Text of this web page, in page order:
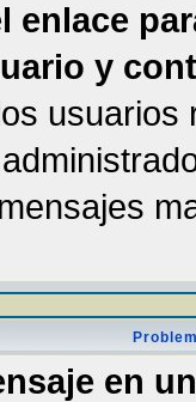
enlace
y
en